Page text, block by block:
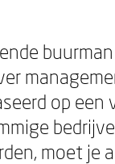
op een
moet je